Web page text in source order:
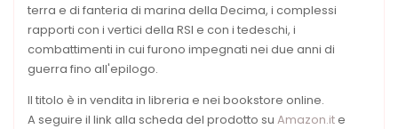
terra e di fanteria di marina della Decima, i complessi
rapporti con i vertici della RSI e con i tedeschi, i
combattimenti in cui furono impegnati nei due anni di
guerra fino all'epilogo.
Il titolo è in vendita in libreria e nei bookstore online.
A seguire il link alla scheda del prodotto su Amazon.ite